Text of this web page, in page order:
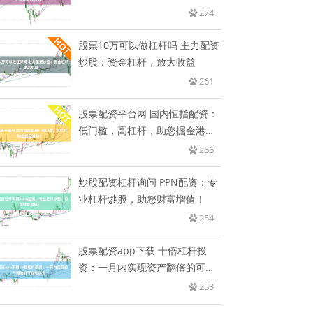
274
股票10万可以做杠杆吗 主力配资
炒股：资金杠杆，放大收益
261
股票配资平台网 国内恒指配资：
低门槛，高杠杆，助您掘金港
256
炒股配资杠杆询问 PPN配资：专
业杠杆炒股，助您财富增值！
254
股票配资app下载 十倍杠杆投
资：一月内实现资产翻倍的可能
253